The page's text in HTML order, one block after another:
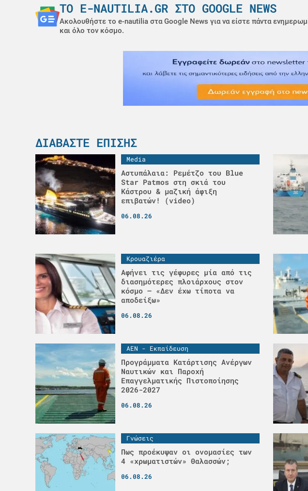
ΤΟ E-NAUTILIA.GR ΣΤΟ GOOGLE NEWS
Ακολουθήστε το e-nautilia στα Google News για να είστε πάντα
και όλο τον κόσμο.
ΔΙΑΒΆΣΤΕ ΕΠΊΣΗΣ
Media
Αστυπάλαια: Ρεμέτζο του Blue
Star Patmos στη σκιά του
Κάστρου & μαζική άφιξη
επιβατών! (video)
06.08.26
Κρουαζιέρα
Αφήνει τις γέφυρες μία από τις
διασημότερες πλοιάρχους στον
κόσμο – «Δεν έχω τίποτα να
αποδείξω»
06.08.26
ΑΕΝ - Εκπαίδευση
Προγράμματα Κατάρτισης Ανέργων
Ναυτικών και Παροχή
Επαγγελματικής Πιστοποίησης
2026-2027
06.08.26
Γνώσεις
Πως προέκυψαν οι ονομασίες των
4 «χρωματιστών» Θαλασσών;
06.08.26